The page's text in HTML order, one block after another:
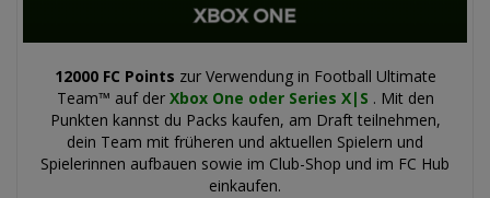
12000 FC Points zur Verwendung in Football Ultimate
Team™ auf der Xbox One oder Series X|S . Mit den
Punkten kannst du Packs kaufen, am Draft teilnehmen,
dein Team mit früheren und aktuellen Spielern und
Spielerinnen aufbauen sowie im Club-Shop und im FC Hub
einkaufen.